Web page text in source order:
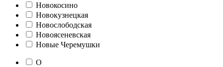
Новокосино
Новокузнецкая
Новослободская
Новоясеневская
Новые Черемушки
О